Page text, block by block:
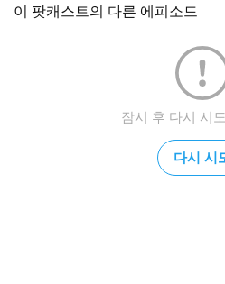
이 팟캐스트의 다른 에피소드
잠시 후 다시 시
다시 시